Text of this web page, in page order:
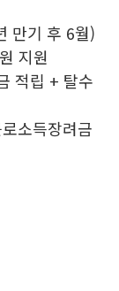
만기 후 6월)
지원
적립 + 탈수
소득장려금